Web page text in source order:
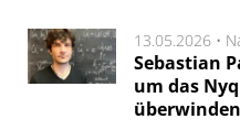
13.05.2026 •
Sebastian
um das
überwinden